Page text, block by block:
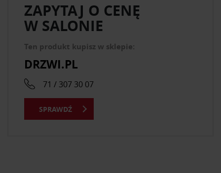
ZAPYTAJ O CENĘ
W SALONIE
Ten produkt kupisz w sklepie:
DRZWI.PL
71 / 307 30 07
SPRAWDŹ